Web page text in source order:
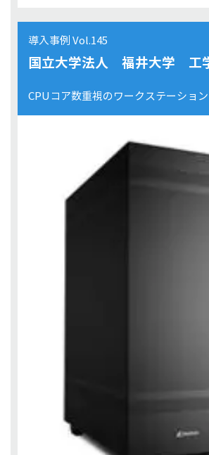
導入事例 Vol.145
国立大学法人 福井大学 工
CPUコア数重視のワークステーション